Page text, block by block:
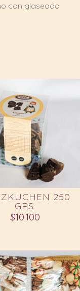
con glaseado
250
GRS.
$10.100